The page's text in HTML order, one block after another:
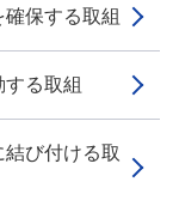
保する取組
る取組
び付ける取